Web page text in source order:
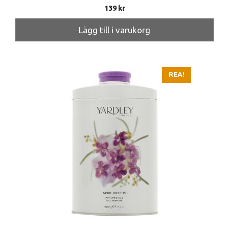
139kr
Lägg till i varukorg
REA!